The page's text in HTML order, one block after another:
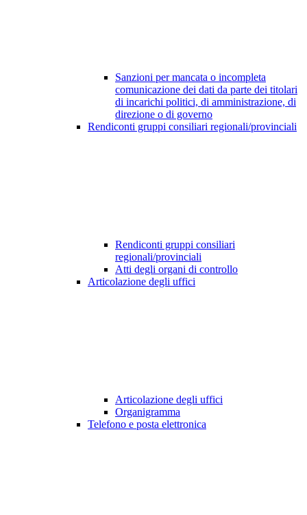
Sanzioni per mancata o incompleta
comunicazione dei dati da parte dei titolari
di incarichi politici, di amministrazione, di
direzione o di governo
Rendiconti gruppi consiliari regionali/provinciali
Rendiconti gruppi consiliari
regionali/provinciali
Atti degli organi di controllo
Articolazione degli uffici
Articolazione degli uffici
Organigramma
Telefono e posta elettronica